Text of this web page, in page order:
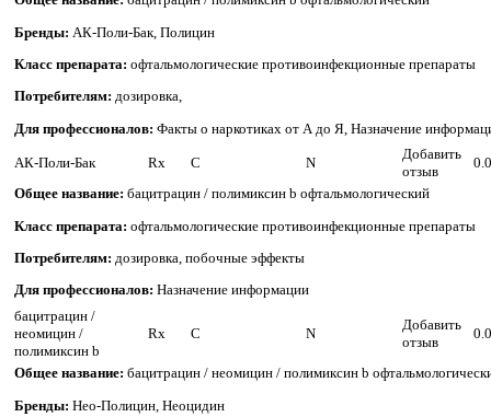
Бренды: АК-Поли-Бак, Полицин
Класс препарата: офтальмологические противоинфекционные препараты
Потребителям: дозировка,
Для профессионалов: Факты о наркотиках от А до Я, Назначение
АК-Поли-Бак Rx C N
Добавить
отзыв
0.0
Общее название: бацитрацин / полимиксин b офтальмологический
Класс препарата: офтальмологические противоинфекционные препараты
Потребителям: дозировка, побочные эффекты
Для профессионалов: Назначение информации
бацитрацин /
неомицин /
полимиксин b
Rx C N
Добавить
отзыв
0.0
Общее название: бацитрацин / неомицин / полимиксин b
Бренды: Нео-Полицин, Неоцидин